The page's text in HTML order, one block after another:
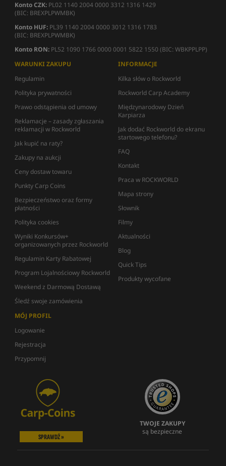
Konto CZK: PL02 1140 2004 0000 3312 1316 1429
(BIC: BREXPLPWMBK)
Konto HUF: PL39 1140 2004 0000 3012 1316 1783
(BIC: BREXPLPWMBK)
Konto RON: PL52 1090 1766 0000 0001 5822 1550 (BIC: WBKPPLPP)
WARUNKI ZAKUPU
Regulamin
Polityka prywatności
Prawo odstąpienia od umowy
Reklamacje – zasady zgłaszania
reklamacji w Rockworld
Jak kupić na raty?
Zakupy na aukcji
Ceny dostaw towaru
Punkty Carp Coins
Bezpieczeństwo oraz formy
płatności
Polityka cookies
Wyniki Konkursów+
organizowanych przez Rockworld
Regulamin Karty Rabatowej
Program Lojalnościowy Rockworld
Weekend z Darmową Dostawą
Śledź swoje zamówienia
INFORMACJE
Kilka słów o Rockworld
Rockworld Carp Academy
Międzynarodowy Dzień
Karpiarza
Jak dodać Rockworld do ekranu
startowego telefonu?
FAQ
Kontakt
Praca w ROCKWORLD
Mapa strony
Słownik
Filmy
Aktualności
Blog
Quick Tips
Produkty wycofane
MÓJ PROFIL
Logowanie
Rejestracja
Przypomnij
SPRAWDŹ »
TWOJE ZAKUPY
są bezpieczne